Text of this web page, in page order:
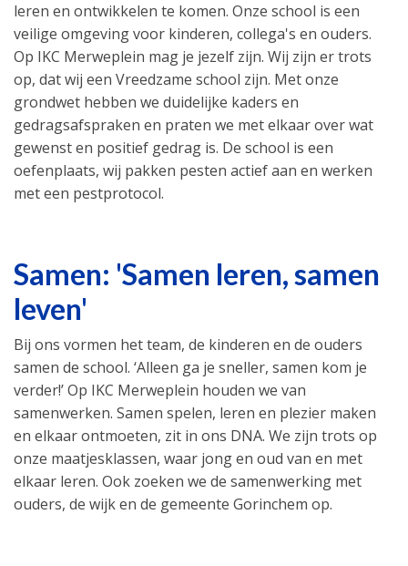
leren en ontwikkelen te komen. Onze school is een
veilige omgeving voor kinderen, collega's en ouders.
Op IKC Merweplein mag je jezelf zijn. Wij zijn er trots
op, dat wij een Vreedzame school zijn. Met onze
grondwet hebben we duidelijke kaders en
gedragsafspraken en praten we met elkaar over wat
gewenst en positief gedrag is. De school is een
oefenplaats, wij pakken pesten actief aan en werken
met een pestprotocol.
Samen: 'Samen leren, samen
leven'
Bij ons vormen het team, de kinderen en de ouders
samen de school. ‘Alleen ga je sneller, samen kom je
verder!’ Op IKC Merweplein houden we van
samenwerken. Samen spelen, leren en plezier maken
en elkaar ontmoeten, zit in ons DNA. We zijn trots op
onze maatjesklassen, waar jong en oud van en met
elkaar leren. Ook zoeken we de samenwerking met
ouders, de wijk en de gemeente Gorinchem op.